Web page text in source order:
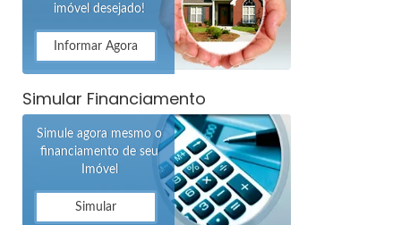
imóvel desejado!
Informar Agora
Simular Financiamento
Simule agora mesmo o
financiamento de seu
Imóvel
Simular